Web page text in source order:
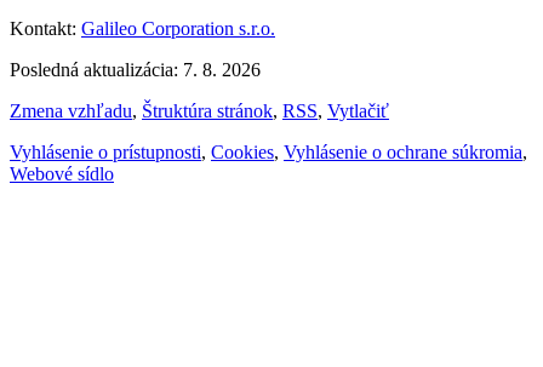
Kontakt: Galileo Corporation s.r.o.
Posledná aktualizácia: 7. 8. 2026
Zmena vzhľadu, Štruktúra stránok, RSS, Vytlačiť
Vyhlásenie o prístupnosti, Cookies, Vyhlásenie o ochrane súkromia,
Webové sídlo